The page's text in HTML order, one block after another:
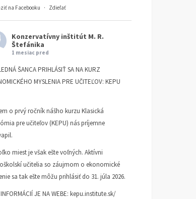
na Facebooku · Zdieľať
Konzervatívny inštitút M. R.
Štefánika
1 mesiac pred
ŠANCA PRIHLÁSIŤ SA NA KURZ
MYSLENIA PRE UČITEĽOV: KEPU
o prvý ročník nášho kurzu Klasická
pre učiteľov (KEPU) nás príjemne
miest je však ešte voľných. Aktívni
učitelia so záujmom o ekonomické
sa tak ešte môžu prihlásiť do 31. júla 2026.
JE NA WEBE: kepu.institute.sk/